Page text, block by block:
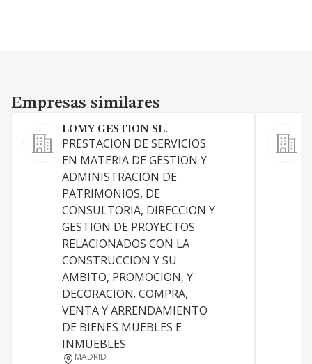
Empresas similares
Empresas similares
LOMY GESTION SL.
PRESTACION DE SERVICIOS
EN MATERIA DE GESTION Y
ADMINISTRACION DE
PATRIMONIOS, DE
CONSULTORIA, DIRECCION Y
GESTION DE PROYECTOS
RELACIONADOS CON LA
CONSTRUCCION Y SU
AMBITO, PROMOCION, Y
DECORACION. COMPRA,
VENTA Y ARRENDAMIENTO
DE BIENES MUEBLES E
INMUEBLES
MADRID